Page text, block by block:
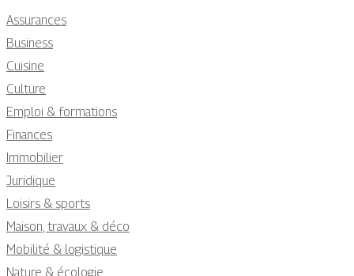
Assurances
Business
Cuisine
Culture
Emploi & formations
Finances
Immobilier
Juridique
Loisirs & sports
Maison, travaux & déco
Mobilité & logistique
Nature & écologie